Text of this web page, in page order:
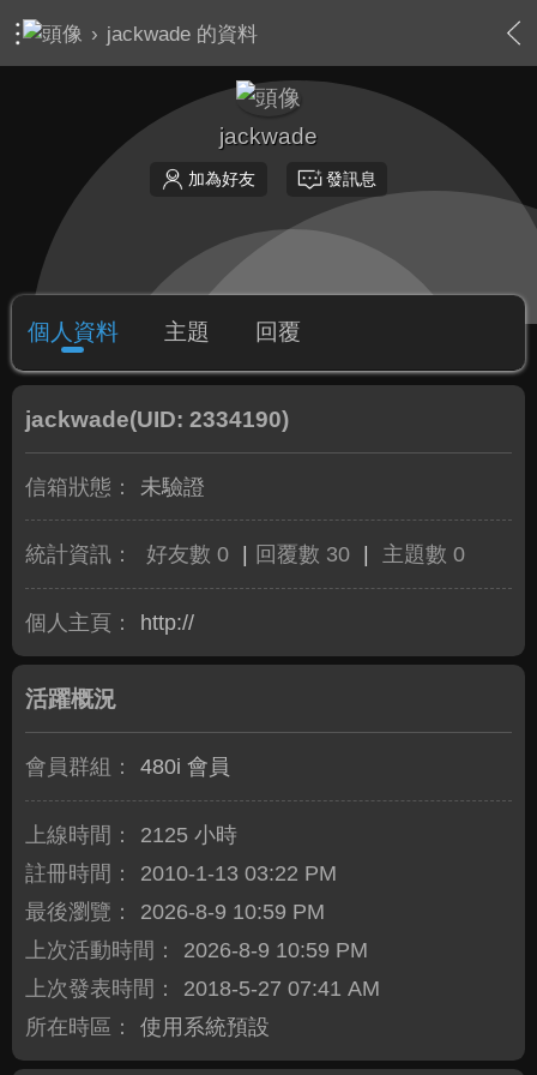
› jackwade 的資料
jackwade
加為好友 發訊息
個人資料 主題 回覆
jackwade(UID: 2334190)
信箱狀態： 未驗證
統計資訊： 好友數 0 回覆數 30 主題數 0
個人主頁： http://
活躍概況
會員群組： 480i 會員
上線時間：
2125 小時
註冊時間：
2010-1-13 03:22 PM
最後瀏覽：
2026-8-9 10:59 PM
上次活動時間：
2026-8-9 10:59 PM
上次發表時間：
2018-5-27 07:41 AM
所在時區：
使用系統預設